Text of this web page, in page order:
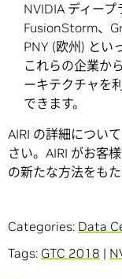
NVIDIA ディープ
FusionStorm、
PNY (欧州) とい
これらの企業か
ーキテクチャを
できます。
AIRI の詳細につい
さい。AIRI がお客
の新たな方法をも
Categories: Data
Tags: GTC 2018 |